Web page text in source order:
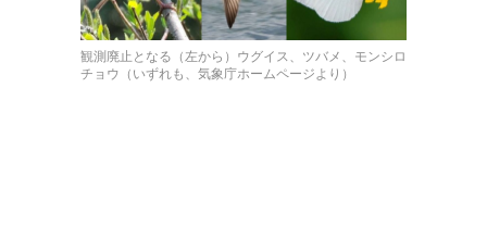
観測廃止となる（左から）ウグイス、ツバメ、モンシロ
チョウ（いずれも、気象庁ホームページより）